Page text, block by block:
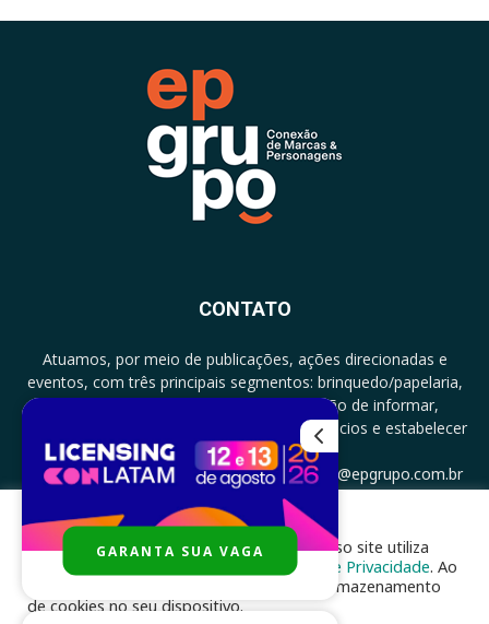
CONTATO
Atuamos, por meio de publicações, ações direcionadas e
eventos, com três principais segmentos: brinquedo/papelaria,
licenciamento e zero a três com a missão de informar,
documentar, proporcionar encontro de negócios e estabelecer
parcerias.
CONTATO: +5511994513097 - atendimento@epgrupo.com.br
SIGA-NOS
Para melhor experiência e navegação, nosso site utiliza
cookies, de acordo com a nossa
Política de Privacidade. Ao
clicar em “aceito”, você concorda com o armazenamento
de cookies no seu dispositivo.
GARANTA SUA VAGA